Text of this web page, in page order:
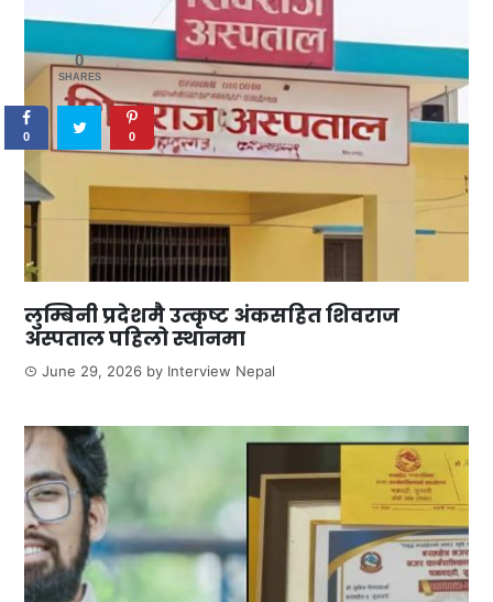
लुम्बिनी प्रदेशमै उत्कृष्ट अंकसहित शिवराज
अस्पताल पहिलो स्थानमा
June 29, 2026 by Interview Nepal
0
SHARES
0 0